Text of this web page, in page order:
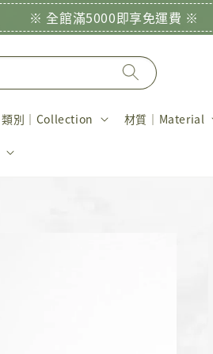
※ 全館滿5000即享免運費 ※
類別｜Collection 材質｜Material